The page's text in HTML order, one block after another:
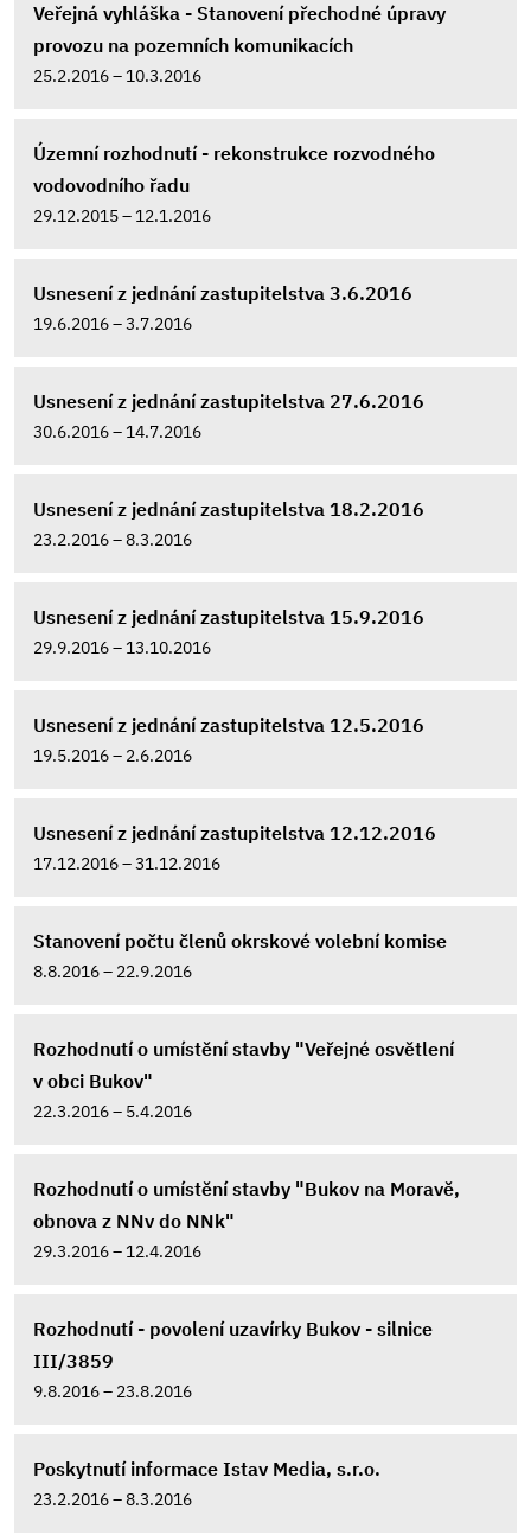
Veřejná vyhláška - Stanovení přechodné úpravy
provozu na pozemních komunikacích
25.2.2016 – 10.3.2016
Územní rozhodnutí - rekonstrukce rozvodného
vodovodního řadu
29.12.2015 – 12.1.2016
Usnesení z jednání zastupitelstva 3.6.2016
19.6.2016 – 3.7.2016
Usnesení z jednání zastupitelstva 27.6.2016
30.6.2016 – 14.7.2016
Usnesení z jednání zastupitelstva 18.2.2016
23.2.2016 – 8.3.2016
Usnesení z jednání zastupitelstva 15.9.2016
29.9.2016 – 13.10.2016
Usnesení z jednání zastupitelstva 12.5.2016
19.5.2016 – 2.6.2016
Usnesení z jednání zastupitelstva 12.12.2016
17.12.2016 – 31.12.2016
Stanovení počtu členů okrskové volební komise
8.8.2016 – 22.9.2016
Rozhodnutí o umístění stavby "Veřejné osvětlení
v obci Bukov"
22.3.2016 – 5.4.2016
Rozhodnutí o umístění stavby "Bukov na Moravě,
obnova z NNv do NNk"
29.3.2016 – 12.4.2016
Rozhodnutí - povolení uzavírky Bukov - silnice
III/3859
9.8.2016 – 23.8.2016
Poskytnutí informace Istav Media, s.r.o.
23.2.2016 – 8.3.2016